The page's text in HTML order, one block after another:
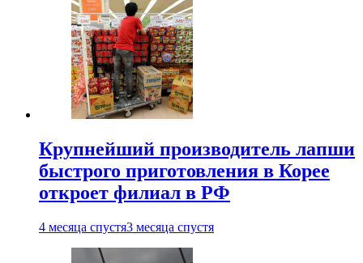
Крупнейший производитель лапши
быстрого приготовления в Корее
откроет филиал в РФ
4 месяца спустя3 месяца спустя